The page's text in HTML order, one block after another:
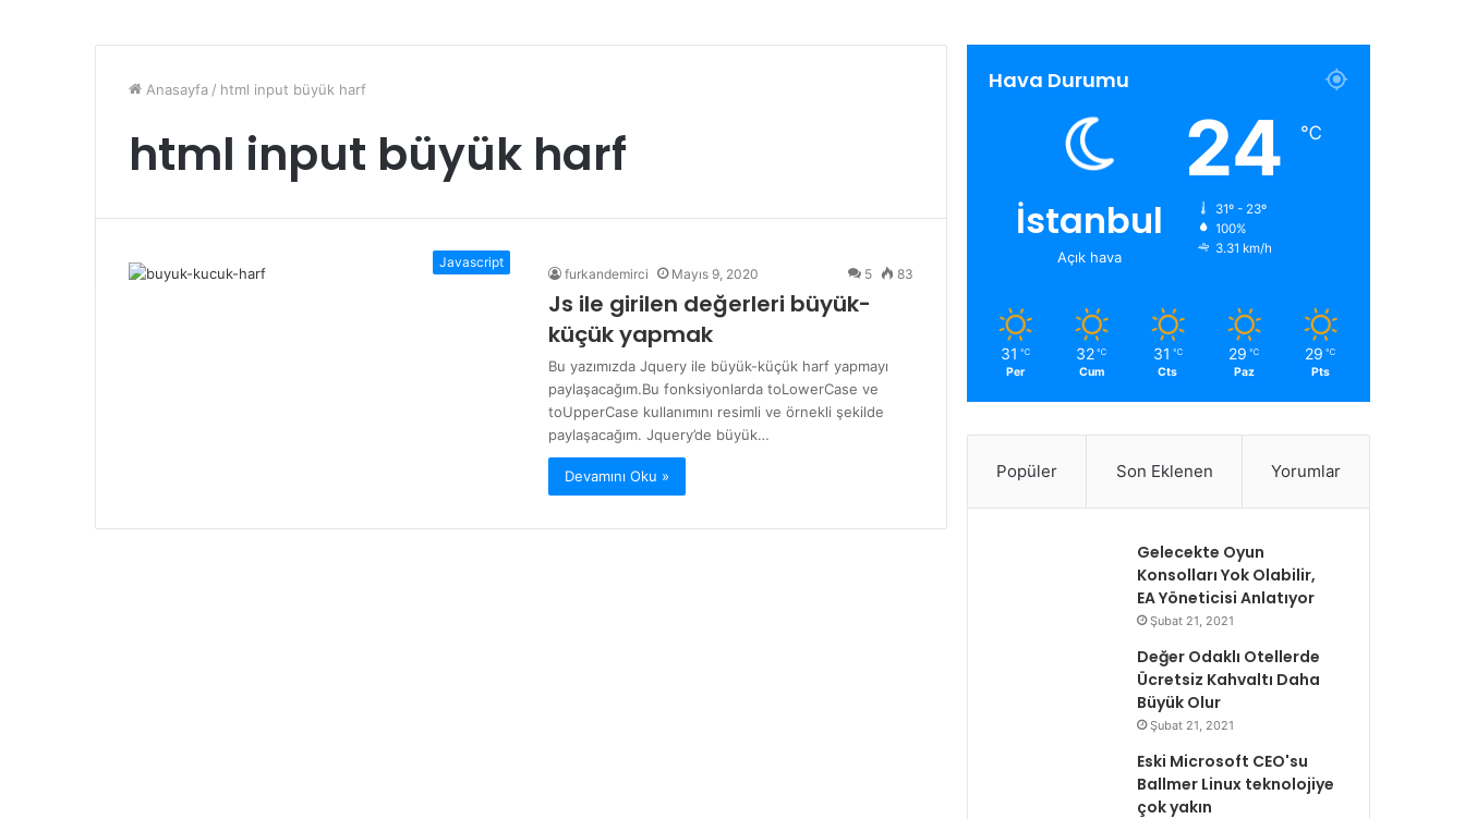
Anasayfa / html input büyük harf
html input büyük harf
Javascript
furkandemirci Mayıs 9, 2020 5 83
Js ile girilen değerleri büyük-
küçük yapmak
Bu yazımızda Jquery ile büyük-küçük harf yapmayı
paylaşacağım.Bu fonksiyonlarda toLowerCase ve
toUpperCase kullanımını resimli ve örnekli şekilde
paylaşacağım. Jquery’de büyük…
Devamını Oku »
Hava Durumu
İstanbul
Açık hava
24 ℃
31º - 23º
100%
3.31 km/h
31 ℃
Per
32 ℃
Cum
31 ℃
Cts
29 ℃
Paz
29 ℃
Pts
Popüler Son Eklenen Yorumlar
Gelecekte Oyun
Konsolları Yok Olabilir,
EA Yöneticisi Anlatıyor
Şubat 21, 2021
Değer Odaklı Otellerde
Ücretsiz Kahvaltı Daha
Büyük Olur
Şubat 21, 2021
Eski Microsoft CEO'su
Ballmer Linux teknolojiye
çok yakın